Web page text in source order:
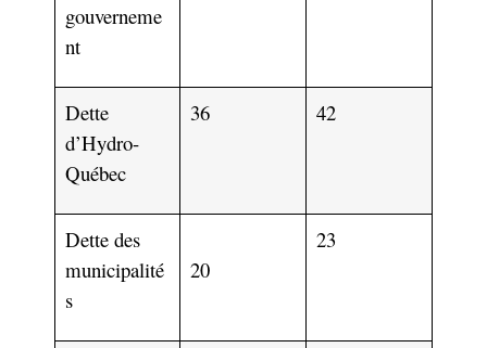
gouverneme
nt
Dette
d’Hydro-
Québec
36 42
Dette des
municipalité
s
20
23